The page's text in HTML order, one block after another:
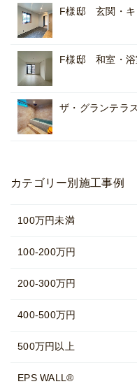
F様邸 玄関・
F様邸 和室・
ザ・グランテラ
カテゴリー別施工事例
100万円未満
100-200万円
200-300万円
400-500万円
500万円以上
EPS WALL®